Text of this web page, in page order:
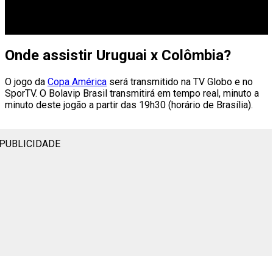
Onde assistir Uruguai x Colômbia?
O jogo da Copa América será transmitido na TV Globo e no
SporTV. O Bolavip Brasil transmitirá em tempo real, minuto a
minuto deste jogão a partir das 19h30 (horário de Brasília).